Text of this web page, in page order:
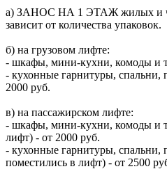
а) ЗАНОС НА 1 ЭТАЖ жилых и
зависит от количества упаковок.
б) на грузовом лифте:
- шкафы, мини-кухни, комоды и
- кухонные гарнитуры, спальни,
2000 руб.
в) на пассажирском лифте:
- шкафы, мини-кухни, комоды и
лифт) - от 2000 руб.
- кухонные гарнитуры, спальни,
поместились в лифт) - от 2500